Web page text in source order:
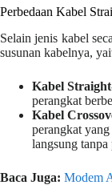
Perbedaan Kabel
Selain jenis kabel
susunan kabelnya,
Kabel
perangkat
Kabel
perangkat
langsung tanpa
Baca Juga: Modem